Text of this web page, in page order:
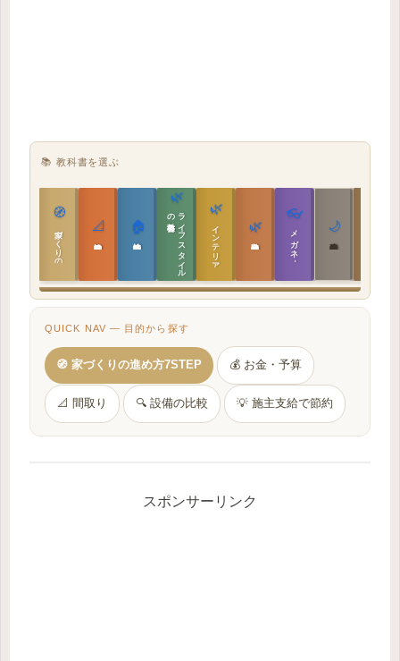
📚 教科書を選ぶ
🧭
家づくりの教科書 📐
実施設計の教科書
🏠
性能設計の教科書
🌿
ラ
イ
フ
ス
タ
イ
ル
の
教科書 🌿
インテリア設計 🌿
敷地設計の教科書
👓
メガネ｜転職 🌙
建築思想の教科書
QUICK NAV — 目的から探す
🧭 家づくりの進め方7STEP 💰 お金・予算
📐 間取り 🔍 設備の比較 💡 施主支給で節約
スポンサーリンク